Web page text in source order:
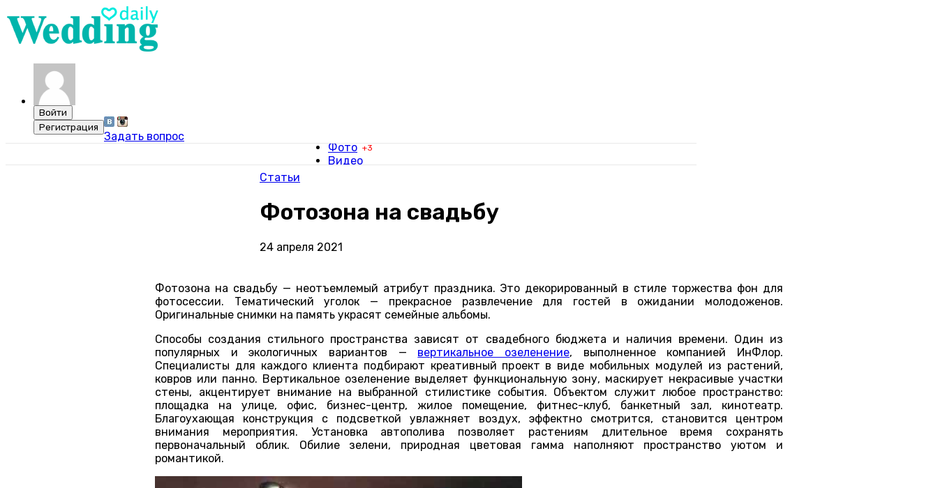
Задать вопрос
Фото +3
Видео
Статьи
Фотозона на свадьбу
24 апреля 2021
Фотозона на свадьбу — неотъемлемый атрибут праздника. Это декорированный в стиле торжества фон для
фотосессии. Тематический уголок — прекрасное развлечение для гостей в ожидании молодоженов.
Оригинальные снимки на память украсят семейные альбомы.
Способы создания стильного пространства зависят от свадебного бюджета и наличия времени. Один из
популярных и экологичных вариантов — вертикальное озеленение, выполненное компанией ИнФлор.
Специалисты для каждого клиента подбирают креативный проект в виде мобильных модулей из растений,
ковров или панно. Вертикальное озеленение выделяет функциональную зону, маскирует некрасивые участки
стены, акцентирует внимание на выбранной стилистике события. Объектом служит любое пространство:
площадка на улице, офис, бизнес-центр, жилое помещение, фитнес-клуб, банкетный зал, кинотеатр.
Благоухающая конструкция с подсветкой увлажняет воздух, эффектно смотрится, становится центром
внимания мероприятия. Установка автополива позволяет растениям длительное время сохранять
первоначальный облик. Обилие зелени, природная цветовая гамма наполняют пространство уютом и
романтикой.